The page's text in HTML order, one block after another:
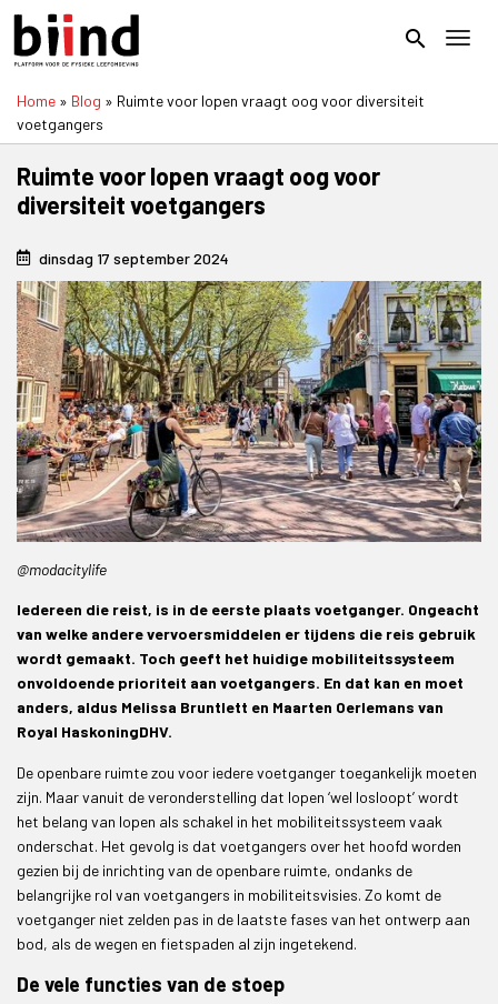
Overslaan
naar
inhoud
gaan
search
Kruimelpad
Home Blog
Ruimte voor lopen vraagt oog voor diversiteit
voetgangers
Ruimte voor lopen vraagt oog voor
diversiteit voetgangers
dinsdag 17 september 2024
@modacitylife
Iedereen die reist, is in de eerste plaats voetganger. Ongeacht
van welke andere vervoersmiddelen er tijdens die reis gebruik
wordt gemaakt. Toch geeft het huidige mobiliteitssysteem
onvoldoende prioriteit aan voetgangers. En dat kan en moet
anders, aldus Melissa Bruntlett en Maarten Oerlemans van
Royal HaskoningDHV.
De openbare ruimte zou voor iedere voetganger toegankelijk moeten
zijn. Maar vanuit de veronderstelling dat lopen ‘wel losloopt’ wordt
het belang van lopen als schakel in het mobiliteitssysteem vaak
onderschat. Het gevolg is dat voetgangers over het hoofd worden
gezien bij de inrichting van de openbare ruimte, ondanks de
belangrijke rol van voetgangers in mobiliteitsvisies. Zo komt de
voetganger niet zelden pas in de laatste fases van het ontwerp aan
bod, als de wegen en fietspaden al zijn ingetekend.
De vele functies van de stoep